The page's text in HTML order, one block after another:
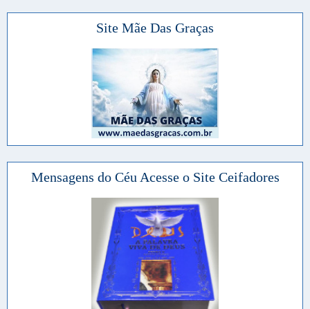
Site Mãe Das Graças
Mensagens do Céu Acesse o Site Ceifadores